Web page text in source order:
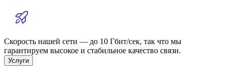
Скорость нашей сети — до 10 Гбит/сек, так что мы
гарантируем высокое и стабильное качество связи.
Услуги